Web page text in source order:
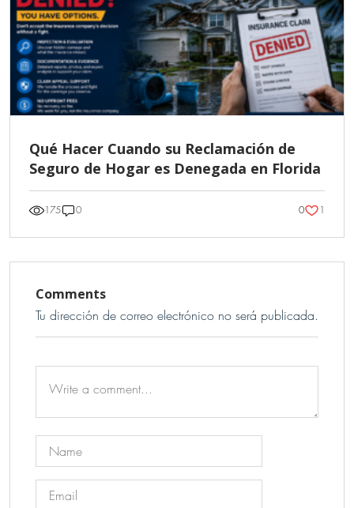
Qué Hacer Cuando su Reclamación de
Seguro de Hogar es Denegada en Florida
175 0 0 1
Comments
Tu dirección de correo electrónico no será publicada.